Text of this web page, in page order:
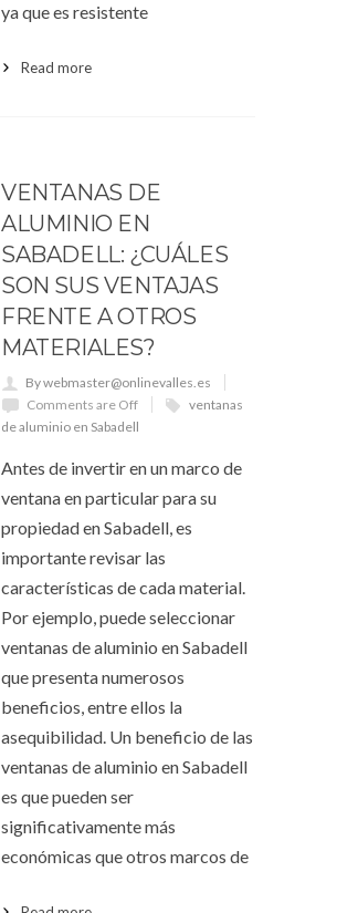
ya que es resistente
Read more
VENTANAS DE
ALUMINIO EN
SABADELL: ¿CUÁLES
SON SUS VENTAJAS
FRENTE A OTROS
MATERIALES?
By webmaster@onlinevalles.es
Comments are Off
ventanas
de aluminio en Sabadell
Antes de invertir en un marco de
ventana en particular para su
propiedad en Sabadell, es
importante revisar las
características de cada material.
Por ejemplo, puede seleccionar
ventanas de aluminio en Sabadell
que presenta numerosos
beneficios, entre ellos la
asequibilidad. Un beneficio de las
ventanas de aluminio en Sabadell
es que pueden ser
significativamente más
económicas que otros marcos de